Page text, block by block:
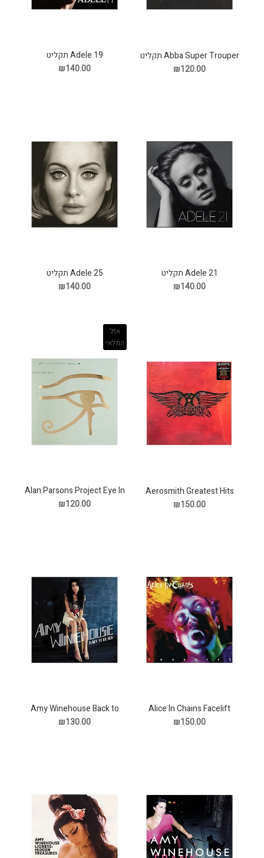
Abba Super Trouper תקליט
₪120.00
Adele 19 תקליט
₪140.00
Adele 21 תקליט
₪140.00
Adele 25 תקליט
₪140.00
Aerosmith Greatest Hits
תקליט
₪150.00
אזל
המלאי
Alan Parsons Project Eye In
The Sky תקליט
₪120.00
Alice In Chains Facelift
תקליט
₪150.00
Amy Winehouse Back to
Black תקליט
₪130.00